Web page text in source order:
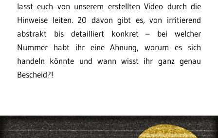
lasst euch von unserem erstellten Video durch die
Hinweise leiten. 20 davon gibt es, von irritierend
abstrakt bis detailliert konkret – bei welcher
Nummer habt ihr eine Ahnung, worum es sich
handeln könnte und wann wisst ihr ganz genau
Bescheid?!